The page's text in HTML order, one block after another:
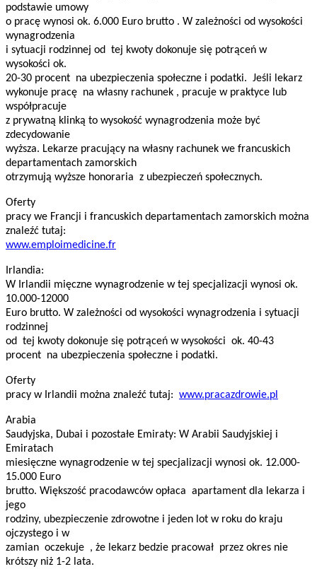
podstawie umowy
o pracę wynosi ok. 6.000 Euro brutto . W zależności od wysokości
wynagrodzenia
i sytuacji rodzinnej od tej kwoty dokonuje się potrąceń w
wysokości ok.
20-30 procent na ubezpieczenia społeczne i podatki. Jeśli lekarz
wykonuje pracę na własny rachunek , pracuje w praktyce lub
współpracuje
z prywatną klinką to wysokość wynagrodzenia może być
zdecydowanie
wyższa. Lekarze pracujący na własny rachunek we francuskich
departamentach zamorskich
otrzymują wyższe honoraria z ubezpieczeń społecznych.
Oferty
pracy we Francji i francuskich departamentach zamorskich można
znaleźć tutaj:
www.emploimedicine.fr
Irlandia:
W Irlandii mięczne wynagrodzenie w tej specjalizacji wynosi ok.
10.000-12000
Euro brutto. W zależności od wysokości wynagrodzenia i sytuacji
rodzinnej
od tej kwoty dokonuje się potrąceń w wysokości ok. 40-43
procent na ubezpieczenia społeczne i podatki.
Oferty
pracy w Irlandii można znaleźć tutaj: www.pracazdrowie.pl
Arabia
Saudyjska, Dubai i pozostałe Emiraty: W Arabii Saudyjskiej i
Emiratach
miesięczne wynagrodzenie w tej specjalizacji wynosi ok. 12.000-
15.000 Euro
brutto. Większość pracodawców opłaca apartament dla lekarza i
jego
rodziny, ubezpieczenie zdrowotne i jeden lot w roku do kraju
ojczystego i w
zamian oczekuje , że lekarz bedzie pracował przez okres nie
krótszy niż 1-2 lata.